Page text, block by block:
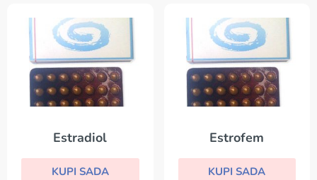
Estradiol
KUPI SADA
Estrofem
KUPI SADA